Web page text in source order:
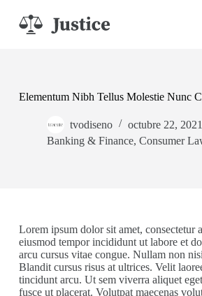
Elementum Nibh Tellus Molestie Nunc
tvodiseno
octubre 22, 2021
Banking & Finance, Consumer
Lorem ipsum dolor sit amet, consectetur
eiusmod tempor incididunt ut labore et
arcu cursus vitae congue. Nullam non
Blandit cursus risus at ultrices. Velit
tincidunt arcu. Ut sem viverra aliquet
fusce ut placerat. Volutpat maecenas